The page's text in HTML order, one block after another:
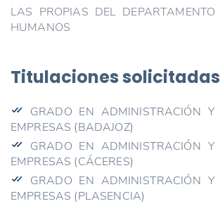
LAS PROPIAS DEL DEPARTAMENTO
HUMANOS
Titulaciones solicitadas
GRADO EN ADMINISTRACIÓN Y
EMPRESAS (BADAJOZ)
GRADO EN ADMINISTRACIÓN Y
EMPRESAS (CÁCERES)
GRADO EN ADMINISTRACIÓN Y
EMPRESAS (PLASENCIA)